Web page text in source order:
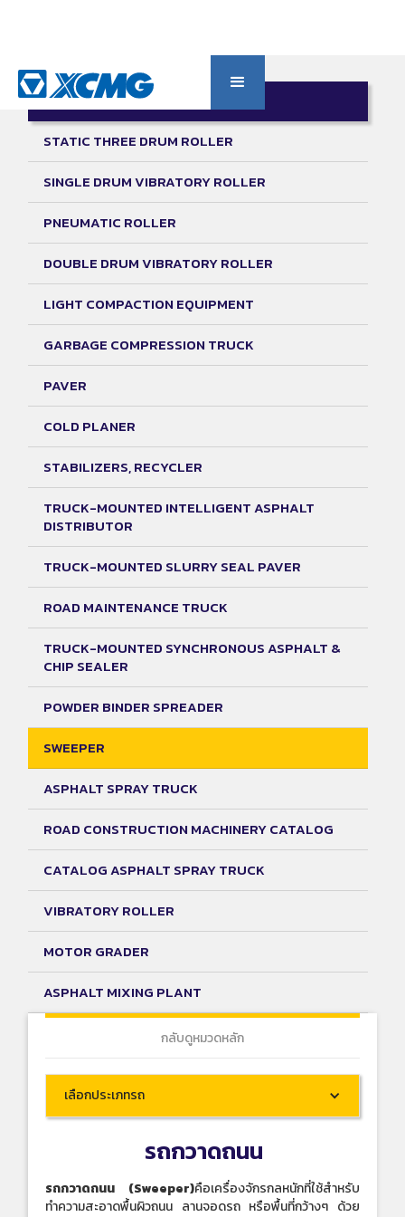
ROAD BUILDING MACHINERY
STATIC THREE DRUM ROLLER
SINGLE DRUM VIBRATORY ROLLER
PNEUMATIC ROLLER
DOUBLE DRUM VIBRATORY ROLLER
LIGHT COMPACTION EQUIPMENT
GARBAGE COMPRESSION TRUCK
PAVER
COLD PLANER
STABILIZERS, RECYCLER
TRUCK-MOUNTED INTELLIGENT ASPHALT
DISTRIBUTOR
TRUCK-MOUNTED SLURRY SEAL PAVER
ROAD MAINTENANCE TRUCK
TRUCK-MOUNTED SYNCHRONOUS ASPHALT &
CHIP SEALER
POWDER BINDER SPREADER
SWEEPER
ASPHALT SPRAY TRUCK
ROAD CONSTRUCTION MACHINERY CATALOG
CATALOG ASPHALT SPRAY TRUCK
VIBRATORY ROLLER
MOTOR GRADER
ASPHALT MIXING PLANT
กลับดูหมวดหลัก
เลือกประเภทรถ
รถกวาดถนน
รถกวาดถนน (Sweeper)คือเครื่องจักรกลหนักที่ใช้สำหรับ
ทำความสะอาดพื้นผิวถนน ลานจอดรถ หรือพื้นที่กว้างๆ ด้วย